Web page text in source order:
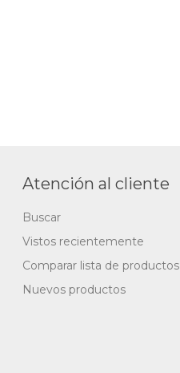
Atención al cliente
Buscar
Vistos recientemente
Comparar lista de productos
Nuevos productos